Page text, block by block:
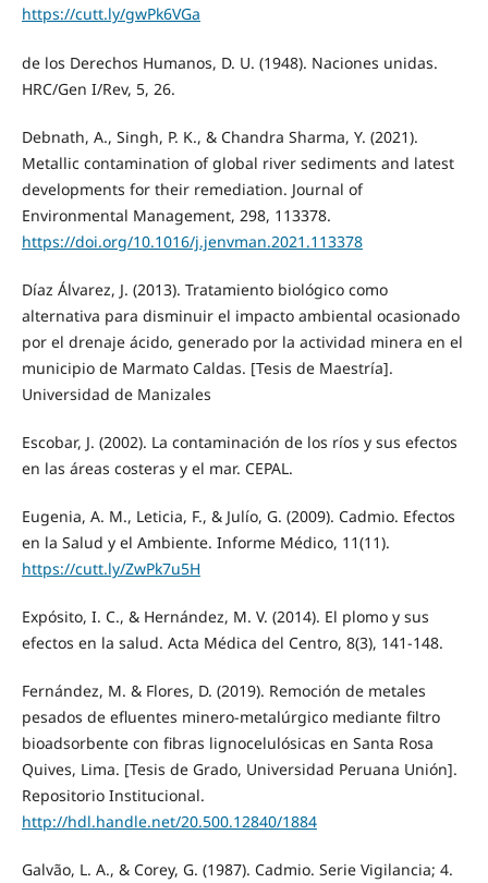
https://cutt.ly/gwPk6VGa
de los Derechos Humanos, D. U. (1948). Naciones unidas.
HRC/Gen I/Rev, 5, 26.
Debnath, A., Singh, P. K., & Chandra Sharma, Y. (2021).
Metallic contamination of global river sediments and latest
developments for their remediation. Journal of
Environmental Management, 298, 113378.
https://doi.org/10.1016/j.jenvman.2021.113378
Díaz Álvarez, J. (2013). Tratamiento biológico como
alternativa para disminuir el impacto ambiental ocasionado
por el drenaje ácido, generado por la actividad minera en el
municipio de Marmato Caldas. [Tesis de Maestría].
Universidad de Manizales
Escobar, J. (2002). La contaminación de los ríos y sus efectos
en las áreas costeras y el mar. CEPAL.
Eugenia, A. M., Leticia, F., & Julío, G. (2009). Cadmio. Efectos
en la Salud y el Ambiente. Informe Médico, 11(11).
https://cutt.ly/ZwPk7u5H
Expósito, I. C., & Hernández, M. V. (2014). El plomo y sus
efectos en la salud. Acta Médica del Centro, 8(3), 141-148.
Fernández, M. & Flores, D. (2019). Remoción de metales
pesados de efluentes minero-metalúrgico mediante filtro
bioadsorbente con fibras lignocelulósicas en Santa Rosa
Quives, Lima. [Tesis de Grado, Universidad Peruana Unión].
Repositorio Institucional.
http://hdl.handle.net/20.500.12840/1884
Galvão, L. A., & Corey, G. (1987). Cadmio. Serie Vigilancia; 4.